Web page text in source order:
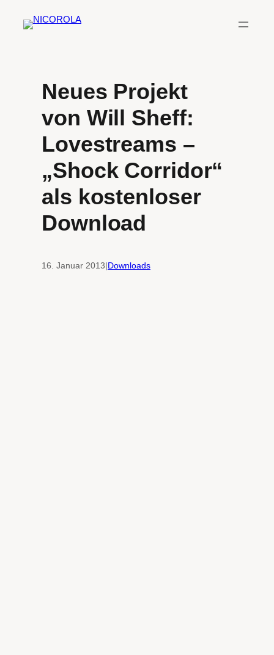
Inhalt
Neues Projekt
von Will Sheff:
Lovestreams –
„Shock Corridor“
als kostenloser
Download
16. Januar 2013|Downloads